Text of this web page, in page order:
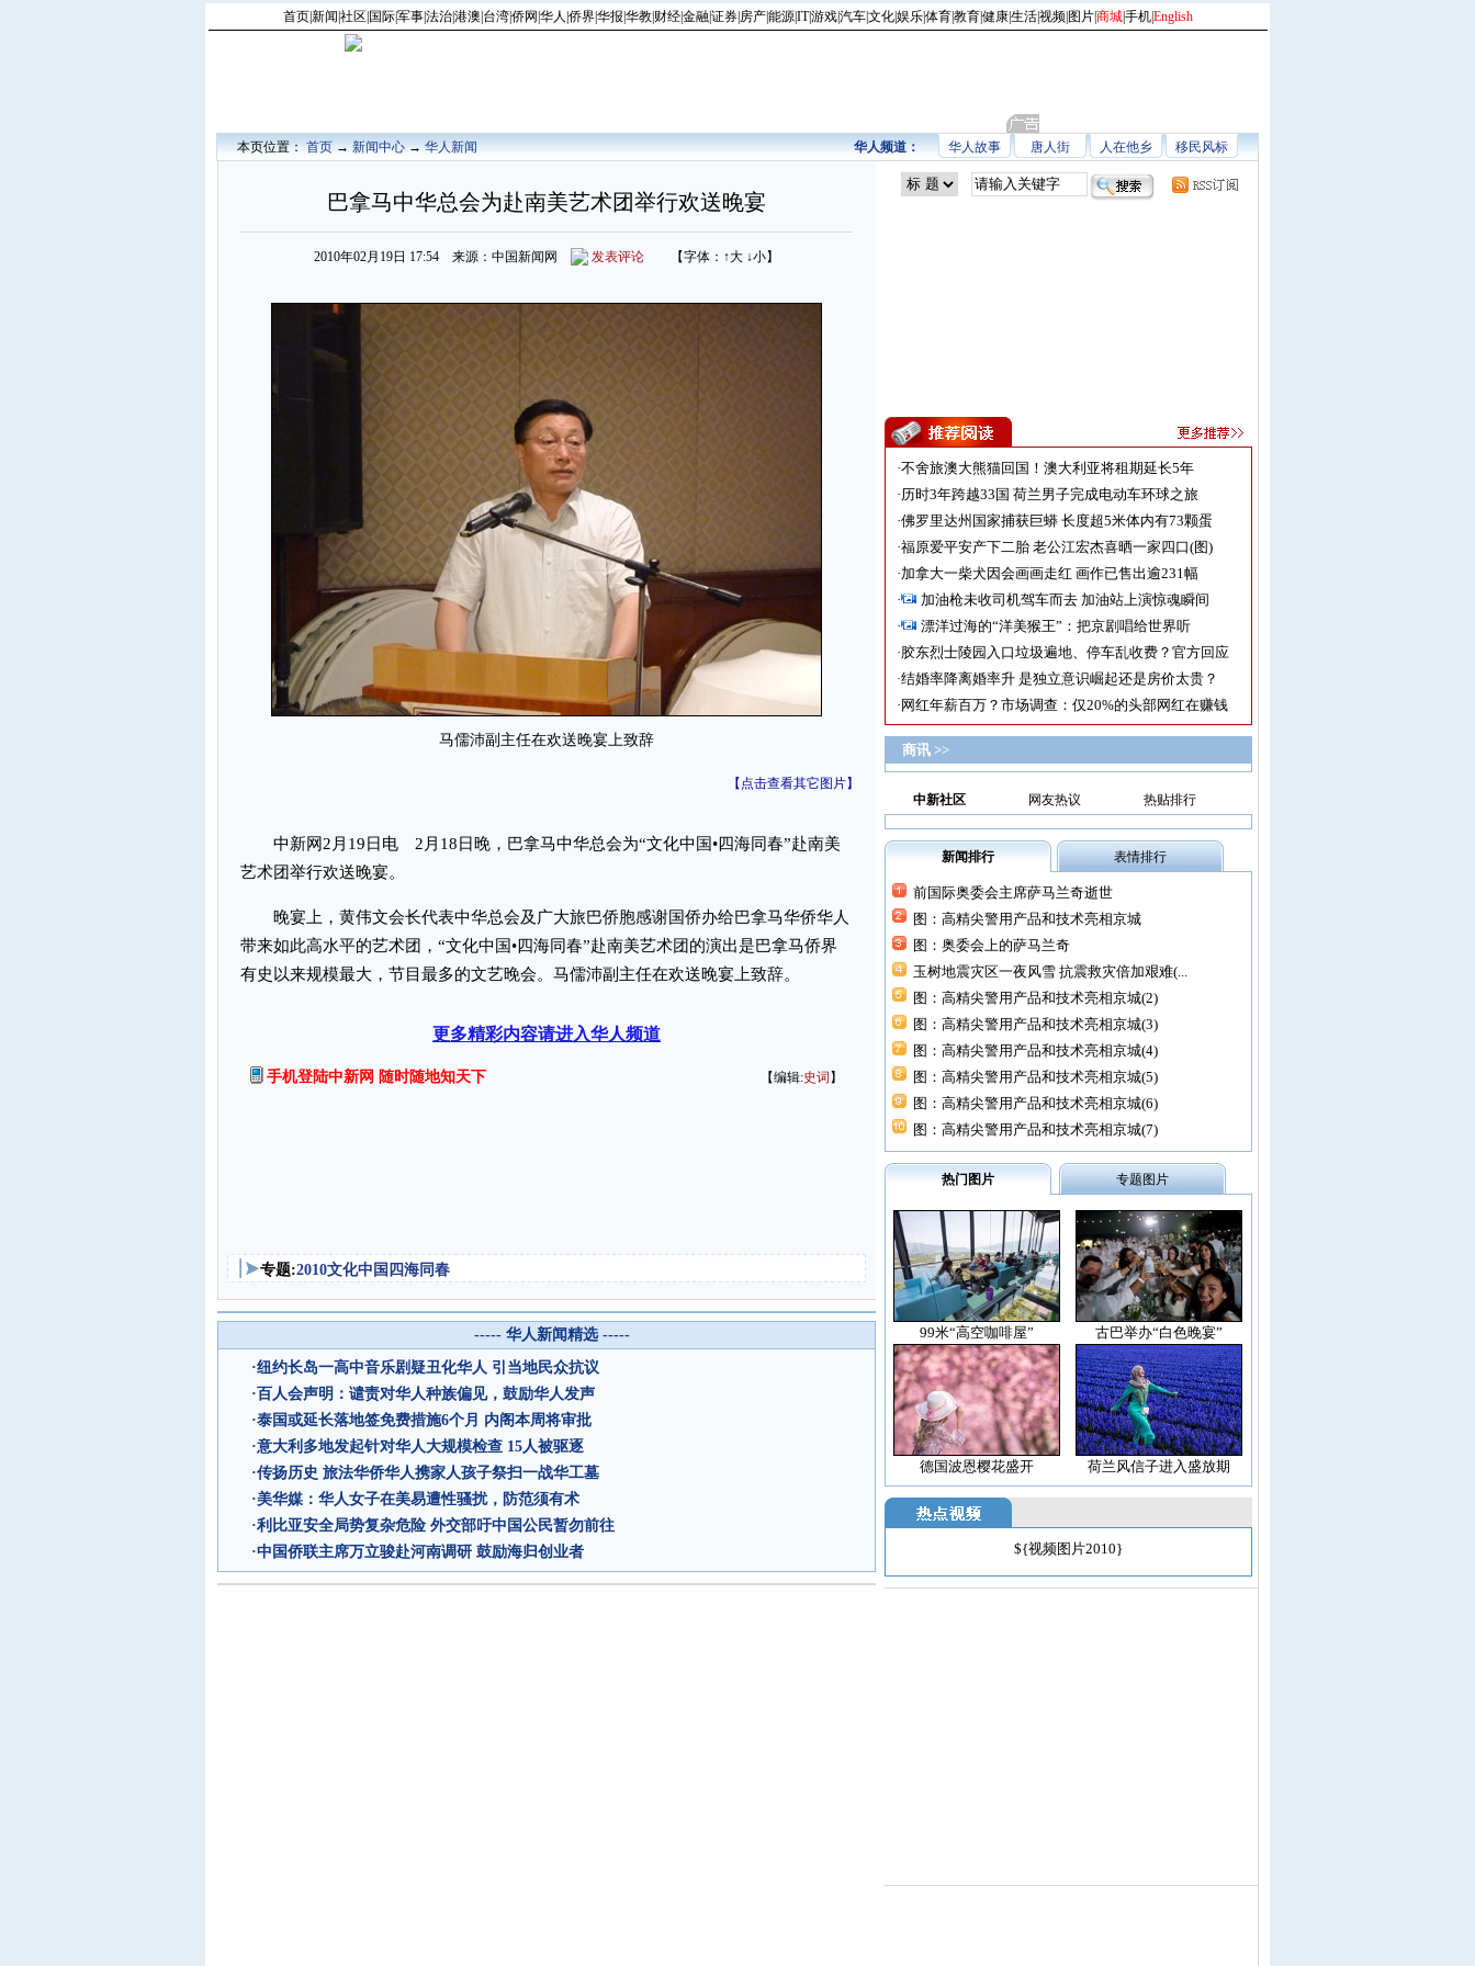
首页|新闻 社区 国际|军事|法治|港澳 台湾|侨网 华人 侨界|华报 华教| 财经|金融|证券| 房产|能源|IT|游戏|汽车|文化|娱乐|体育|教育|健康|生活|视频| 图片|商城|手机|English
本页位置：首页→新闻中心→华人新闻 移民风标
人在他乡
唐人街
华人故事
华人频道：
巴拿马中华总会为赴南美艺术团举行欢送晚宴
2010年02月19日 17:54 来源：中国新闻网 发表评论 【字体： ↑大 ↓小】
马儒沛副主任在欢送晚宴上致辞
【点击查看其它图片】
中新网2月19日电 2月18日晚，巴拿马中华总会为“文化中国•四海同春”赴南美
艺术团举行欢送晚宴。
晚宴上，黄伟文会长代表中华总会及广大旅巴侨胞感谢国侨办给巴拿马华侨华人
带来如此高水平的艺术团，“文化中国•四海同春”赴南美艺术团的演出是巴拿马侨界
有史以来规模最大，节目最多的文艺晚会。马儒沛副主任在欢送晚宴上致辞。
更多精彩内容请进入华人频道
手机登陆中新网 随时随地知天下 【编辑:史词 】
专题:2010文化中国四海同春
----- 华人新闻精选 -----
·纽约长岛一高中音乐剧疑丑化华人 引当地民众抗议
·百人会声明：谴责对华人种族偏见，鼓励华人发声
·泰国或延长落地签免费措施6个月 内阁本周将审批
·意大利多地发起针对华人大规模检查 15人被驱逐
·传扬历史 旅法华侨华人携家人孩子祭扫一战华工墓
·美华媒：华人女子在美易遭性骚扰，防范须有术
·利比亚安全局势复杂危险 外交部吁中国公民暂勿前往
·中国侨联主席万立骏赴河南调研 鼓励海归创业者
·不舍旅澳大熊猫回国！澳大利亚将租期延长5年
·历时3年跨越33国 荷兰男子完成电动车环球之旅
·佛罗里达州国家捕获巨蟒 长度超5米体内有73颗蛋
·福原爱平安产下二胎 老公江宏杰喜晒一家四口(图)
·加拿大一柴犬因会画画走红 画作已售出逾231幅
·
加油枪未收司机驾车而去 加油站上演惊魂瞬间
·
漂洋过海的“洋美猴王”：把京剧唱给世界听
·胶东烈士陵园入口垃圾遍地、停车乱收费？官方回应
·结婚率降离婚率升 是独立意识崛起还是房价太贵？
· 网红年薪百万？市场调查：仅20%的头部网红在赚钱
商讯 >>
中新社区 网友热议 热贴排行
新闻排行 表情排行
前国际奥委会主席萨马兰奇逝世
图：高精尖警用产品和技术亮相京城
图：奥委会上的萨马兰奇
玉树地震灾区一夜风雪 抗震救灾倍加艰难(...
图：高精尖警用产品和技术亮相京城(2)
图：高精尖警用产品和技术亮相京城(3)
图：高精尖警用产品和技术亮相京城(4)
图：高精尖警用产品和技术亮相京城(5)
图：高精尖警用产品和技术亮相京城(6)
图：高精尖警用产品和技术亮相京城(7)
热门图片 专题图片
99米“高空咖啡屋” 古巴举办“白色晚宴”
德国波恩樱花盛开 荷兰风信子进入盛放期
${视频图片2010}